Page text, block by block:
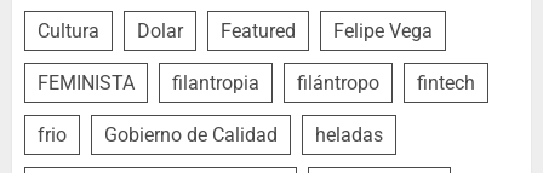
Cultura Dolar Featured Felipe Vega
FEMINISTA filantropia filántropo fintech
frio Gobierno de Calidad heladas